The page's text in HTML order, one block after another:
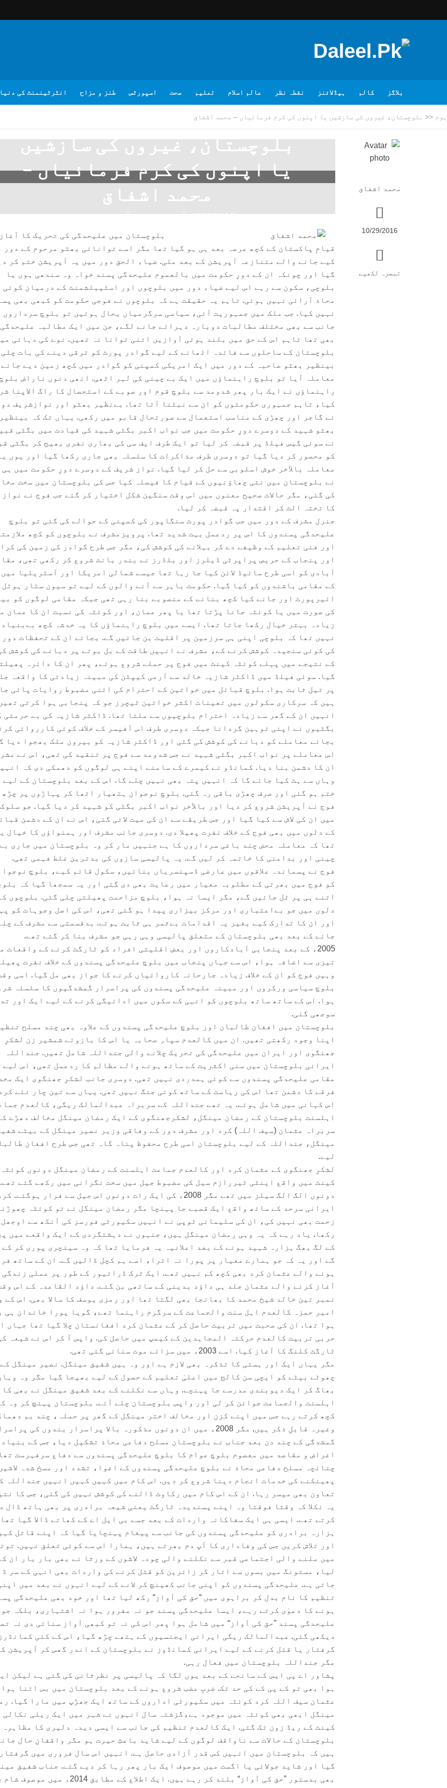
بلاگز کالم ہیڈلائنز نقطہ نظر عالم اسلام تعلیم صحت اسپورٹس طنز و مزاح انٹرٹینمنٹ کی دنیا
ہوم << بلوچستان، غیروں کی سازشیں یا اپنوں کی کرم فرمائیاں – محمد اشفاق
محمد اشفاق
10/29/2016
تبصرہ لکھیے
بلوچستان، غیروں کی سازشیں
یا اپنوں کی کرم فرمائیاں –
محمد اشفاق
10/29/2016 تبصرہ لکھیے محمد اشفاق
بلوچستان میں علیحدگی کی تحریک کا آغاز
قیامِ پاکستان کے کچھ عرصہ بعد ہی ہو گیا تھا مگر اسے توانائی بھٹو مرحوم کے دور
کیے جانے والے متنازعہ آپریشن کے بعد ملی. ضیاء الحق دور میں یہ آپریشن ختم کر
گیا اور چونکہ ان کے دورِ حکومت میں بالعموم علیحدگی پسند خواہ وہ سندھی ہوں یا
بلوچی، سکون سے رہے اس لیے ضیاء دور میں بلوچوں اور اسٹیبلشمنٹ کے درمیان کوئی
محاذ آرائی نہیں ہوئی. تاہم یہ حقیقت ہے کہ بلوچوں نے فوجی حکومت کو کبھی بھی
نہیں کیا. جب ملک میں جمہوریت آئی، سیاسی سرگرمیاں بحال ہوئیں تو بلوچ سرداروں
جانب سے بھی مختلف مطالبات دوبارہ دہرائے جانے لگے، جن میں ایک مطالبہ علیحدگی
بھی تھا تاہم اس کے حق میں بلند ہوتی آوازیں اتنی توانا نہ تھیں. نوے کی دہائی
بلوچستان کے ساحلوں سے فائدہ اٹھانے کے لیے گوادر پورٹ کو ترقی دینے کی بات چلی
بینظیر بھٹو صاحبہ کے دور میں ایک امریکی کمپنی کو گوادر میں کچھ زمین دیے جانے
معاملہ آیا تو بلوچ راہنماؤں میں ایک بے چینی کی لہر اٹھی. انھی دنوں ناراض بلوچ
راہنماؤں نے ایک بار پھر شدومد سے بلوچ قوم اور صوبے کے استحصال کا راگ الاپنا
کیا، تاہم جمہوری حکومتوں کو ان سے نبٹنا آتا تھا. بےنظیر بھٹو اور نوازشریف
نے گاجر اور چھڑی کے مناسب استعمال سے صورتحال قابو میں رکھی. یہاں تک کہ بینظیر
بھٹو شہید کے دوسرے دورِ حکومت میں جب نواب اکبر بگٹی شہید کی قیادت میں بگٹی
نے سوئی گیس فیلڈ پر قبضہ کر لیا تو ایک طرف ایف سی کی بھاری نفری بھیج کر بگٹی
کو محصور کر دیا گیا تو دوسری طرف مذاکرات کا سلسلہ بھی جاری رکھا گیا اور یوں یہ
معاملہ بالآخر خوش اسلوبی سے حل کر لیا گیا. نواز شریف کے دوسرے دورِ حکومت میں ہی
نے بلوچستان میں نئی چھاؤنیوں کے قیام کا فیصلہ کیا جس کی بلوچستان میں سخت
کی گئی، مگر حالات صحیح معنوں میں اس وقت سنگین شکل اختیار کر گئے جب فوج نے
کا تختہ الٹ کر اقتدار پہ قبضہ کر لیا.
جنرل مشرف کے دور میں جب گوادر پورٹ سنگاپور کی کمپنی کے حوالے کی گئی تو بلوچ
علیحدگی پسندوں کا اس پر ردعمل بہت شدید تھا. پرویزمشرف نے بلوچوں کو کچھ
اور فنی تعلیم کے وظیفے دے کر بہلانے کی کوشش کی، مگر جس طرح گوادر کی زمین کی
اور پنجاب کے حریص پراپرٹی ڈیلرز اور بلڈرز نے بندر بانٹ شروع کر رکھی تھی،
آبادی کو اسی طرح سائیڈ لائن کیا جا رہا تھا جیسے شمالی امریکا اور آسٹریلیا
کے مقامی باشندوں کو کیا گیا. حکومت باہر سے آنے والوں کے لیے تو سیون سٹار
ائیرپورٹ اور جانے کیا کچھ بنانے کے منصوبے بنا رہی تھی جبکہ مقامی لوگوں کو
کی صورت میں یا کوئٹہ جانا پڑتا تھا یا پھر عمان، اور کوئٹہ کی نسبت ان کا عمان
زیادہ بہتر خیال رکھا جاتا تھا. ایسے میں بلوچ راہنماؤں کا یہ خدشہ کچھ
نہیں تھا کہ بلوچی اپنی ہی سرزمین پر اقلیت بن جائیں گے. بجائے ان کے تحفظات دور
کی کوئی سنجیدہ کوشش کرنے کے، مشرف نے انہیں طاقت کے بل بوتے پر دبانے کی کوشش
کے نتیجے میں پہلے کوئٹہ کینٹ میں فوج پر حملے شروع ہوئے، پھر ان کا دائرہ
گیا. سوئی فیلڈ میں ڈاکٹر شازیہ خالد سے آرمی کیپٹن کی مبینہ زیادتی کا واقعہ
پر تیل ثابت ہوا. بلوچ قبائل میں خواتین کے احترام کی اتنی مضبوط روایات پائی
ہیں کہ سرکاری سکولوں میں تعینات اکثر خواتین ٹیچرز جو کہ پنجابی ہوا کرتی
انہیں ان کے گھر سے زیادہ احترام بلوچیوں سے ملتا تھا. ڈاکٹر شازیہ کی بے حرمتی
بگٹیوں نے اپنی توہین گردانا جبکہ دوسری طرف اس آفیسر کے خلاف کوئی کارروائی
بجائے معاملے کو دبانے کی کوشش کی گئی اور ڈاکٹر شازیہ کو بیرون ملک بھجوا دیا
اس معاملے پر نواب اکبر بگٹی شہید نے جس شدومد سے فوج پر تنقید کی تھی، اس نے
ان کا دشمن بنا دیا. کمانڈو نے کیمرے کے سامنے اپنے ہی لوگوں کو دھمکی دی کہ
وہاں سے ہٹ کیا جائے گا کہ انہیں پتہ بھی نہیں چلے گا. اس کے بعد بلوچستان کے لیے
ختم ہو گئی اور صرف چھڑی باقی رہ گئی. بلوچ نوجوان ہتھیار اٹھا کر پہاڑوں پر چڑھ
فوج نے آپریشن شروع کر دیا اور بالآخر نواب اکبر بگٹی کو شہید کر دیا گیا. جو
میں ان کی لاش سے کیا گیا اور جس طریقے سے ان کی میت لائی گئی، اس نے ان کے دشمن
کے دلوں میں بھی فوج کے خلاف نفرت پھیلا دی. دوسری جانب مشرف اور ہمنواؤں کا خیال
تھا کہ معاملہ محض چند باغی سرداروں کا ہے جنہیں مار کر وہ بلوچستان میں جاری بے
چینی اور بدامنی کا خاتمہ کر لیں گے. یہ پالیسی سازوں کی بدترین غلط فہمی تھی.
فوج نے پسماندہ علاقوں میں عارضی ڈسپنسریاں بنائیں، سکول قائم کیے، بلوچ
کو فوج میں بھرتی کے مطلوبہ معیار میں رعایت بھی دی گئی اور یہ سمجھا گیا کہ
اتنے ہی پر ٹل جائیں گے، مگر ایسا نہ ہوا، بلوچ مزاحمت پھیلتی چلی گئی. بلوچوں
دلوں میں جو بےاعتباری اور مرکز بیزاری پیدا ہو گئی تھی، اس کی اصل وجوہات کو
اور ان کا تدارک کیے بغیر یہ اقدامات بےثمر ہی ثابت ہوئے. بدقسمتی سے مشرف کے
جانے کے بعد بھی بلوچستان کے متعلق پالیسی وہی رہی جو مشرف بنا کر گئے تھے.
2005ء کے بعد پنجابی آبادکاروں اور بعض اقلیتی افراد کو ٹارگٹ کرنے کے واقعات
تیزی سے اضافہ ہوا، اس سے جہاں پنجاب میں بلوچ علیحدگی پسندوں کے خلاف نفرت
وہیں فوج کو ان کے خلاف زیادہ جارحانہ کاروائیاں کرنے کا جواز بھی مل گیا. اسی
بلوچ سیاسی ورکروں اور مبینہ علیحدگی پسندوں کی پراسرار گمشدگیوں کا سلسلہ
ہوا. اس کے ساتھ ساتھ بلوچوں کو انہی کے سکوں میں ادائیگی کرنے کے لیے ایک اور
سوجھی گئی.
بلوچستان میں افغان طالبان اور بلوچ علیحدگی پسندوں کے علاوہ بھی چند مسلح
اپنا وجود رکھتی تھیں. ان میں کالعدم سپاہِ صحابہ یا اس کا بازوئے شمشیر زن لشکرِ
جھنگوی اور ایران میں علیحدگی کی تحریک چلانے والی جنداللہ شامل تھیں. جنداللہ
ایرانی بلوچستان میں سنی اکثریت کے ساتھ ہونے والے مظالم کا ردعمل تھی، اس لیے
مقامی علیحدگی پسندوں سے کوئی ہمدردی نہیں تھی. دوسری جانب لشکرِ جھنگوی ایک
فرقے کا دشمن تھا اس کی ریاست کے ساتھ کوئی جنگ نہیں تھی. یہاں سے تین چار نئے
اس کہانی میں شامل ہوئے. یہ تھے جنداللہ کے سربراہ عبدالمالک ریگی، کالعدم
اہلسنت بلوچستان کے رمضان مینگل، لشکرجھنگوی کے ایک رمضان مینگل مخالف دھڑے
سربراہ عثمان (سیف اللہ) کرد اور مشرف دور کے وفاقی وزیر نصیر مینگل کے بیٹے
مینگل، جنداللہ کے لیے بلوچستان اسی طرح محفوظ پناہ گاہ تھی جس طرح افغان
لیے.
لشکرِ جھنگوی کے عثمان کرد اور کالعدم جماعت اہلسنت کے رمضان مینگل دونوں کوئٹہ
کینٹ میں واقع اینٹی ٹیررازم سیل کی مضبوط جیل میں سخت نگرانی میں رکھے گئے تھے.
دونوں الگ الگ سیلز میں تھے مگر 2008ء کی ایک رات دونوں اس جیل سے فرار ہوگئے.
ایرانی سرحد کے ساتھ واقع ایک قصبے جا پہنچا مگر رمضان مینگل نے تو کوئٹہ
زحمت بھی نہیں کی، ان کی سلیمانی ٹوپی نے انہیں سکیورٹی فورسز کی آنکھ سے اوجھل
رکھا. یاد رہے کہ یہ وہی رمضان مینگل ہیں، جنہوں نے دہشتگردی کے ایک واقعے میں
کے لگ بھگ ہزارہ شہید ہونے کے بعد اعلانیہ یہ فرمایا تھا کہ وہ سینچری پوری کر کے
گے اور یہ کہ جو ہمارے معیار پر پورا نہ اترا، اسے ہم کچل ڈالیں گے. ان کے ساتھ
ہونے والے عثمان کرد بھی کچھ کم نہیں تھے. ایک ٹرک ڈرائیور کے طور پر عملی زندگی
آغاز کرنے والے عثمان جلد ہی داؤد بدینی کے ساتھی بن گئے. داؤد القاعدہ کے اس
نمبر تین خالد شیخ محمد کا بھانجا بھی لگتا تھا اور رمزی یوسف کا سالا بھی. اس کے
امیر حمزہ کالعدم اہل سنت والجماعت کے سرگرم راہنما تھے، گویا پورا خاندان ہی
ہوا تھا. ان کی صحبت میں تربیت حاصل کر کے عثمان کرد افغانستان چلا گیا تھا جہاں
حربی تربیت کالعدم حرکتہ المجاہدین کے کیمپ میں حاصل کی. واپس آ کر اس نے شیعہ
ٹارگٹ کلنگ کا آغاز کیا. اسے 2003ء میں سزائے موت سنائی گئی تھی.
مگر یہاں ایک اور ہستی کا تذکرہ بھی لازم ہے اور وہ ہیں شفیق مینگل. نصیر مینگل کے
چھوٹے بیٹے کو ایچی سن کالج میں اعلیٰ تعلیم کے حصول کے لیے بھیجا گیا مگر وہ
بھاگ کر ایک دیوبندی مدرسے جا پہنچے. وہاں سے نکلنے کے بعد شفیق مینگل نے بھی
اہلسنت والجماعت جوائن کر لی اور واپس بلوچستان چلے آئے. بلوچستان پہنچ کر وہ
کچھ کرتے رہے جس میں اپنے کزن اور مخالف اختر مینگل کے گھر پر حملہ، چند بم
وغیرہ قابلِ ذکر ہیں, مگر 2008ء میں ان دونوں مذکورہ بالا پراسرار بندوں کی
گمشدگی کے چند دن بعد جناب نے بلوچستان مسلح دفاعی محاذ تشکیل دیا، جس کے
اغراض و مقاصد میں معصوم بلوچ عوام کا بلوچ علیحدگی پسندوں سے دفاع سرفہرست
چنانچہ مسلح دفاعی محاذ نے بلوچ علیحدگی پسندوں کے اغوا، تشدد اور مسخ شدہ
پھینکنے کی خدمات انجام دینا شروع کر دیں. اس کام میں کہیں کہیں انہیں جنداللہ
تعاون بھی میسر رہا. ان کے اس کام میں رکاوٹ ڈالنے کی کوشش نہیں کی گئی، جس کا
یہ نکلا کہ وقتا فوقتا وہ اپنے پسندیدہ ٹارگٹ یعنی شیعہ برادری پر بھی ہاتھ ڈال
کرتے تھے. ایسی ہی ایک سفاکانہ واردات کے بعد جسے بی ایل اے کے کھاتے ڈالا گیا
ہزارہ برادری کو علیحدگی پسندوں کی جانب سے پیغام پہنچایا گیا کہ اپنے قاتل
اور تلاش کریں جس کی وفاداری کا آپ دم بھرتے ہیں، ہمارا اس سے کوئی تعلق نہیں.
میں ملنے والی اجتماعی قبر سے نکلنے والی چودہ لاشوں کے ورثا نے بھی بار بار ان
لیا، مستونگ میں بسوں سے اتار کر زائرین کو قتل کرنے کی واردات بھی انہی کے سر
جاتی ہے. علیحدگی پسندوں کو اپنی جانب کھینچ کر لانے کے لیے انہوں نے بعد میں
تنظیم کا نام بدل کر براہوی میں “حق کی آواز“ رکھ لیا تھا اور خود بھی علیحدگی
ہونے کا دعوٰی کرتے رہے، ایسا علیحدگی پسند جو نہ مفرور ہوا نہ اشتہاری، بلکہ جو
علیحدگی پسند ”حق کی آواز“ میں شامل ہوا پھر اس کی نہ تو کبھی آواز سنائی دی نہ
دیکھی گئی. عبدالمالک ریگی ایرانی ایجنسیوں کے ہتھے چڑھ گیا، اس کے کئی
گرفتار یا قتل کرنے کے لیے ایرانی کمانڈوز نے بلوچستان کے اندر گھس کر آپریشن
مگر جنداللہ بلوچستان میں فعال رہی.
پشاور اے پی ایس کے سانحے کے بعد یوں لگا کہ پالیسی پر نظرثانی کی گئی ہے لیکن
ہوا بھی تو کے پی کے کی حد تک. ضربِ عضب شروع ہونے کے بعد بلوچستان میں بس اتنا ہوا
عثمان سیف اللہ کرد کوئٹہ میں سکیورٹی اداروں کے ساتھ ایک جھڑپ میں مارا گیا.
مینگل ابھی بھی کوئٹہ میں موجود ہے،گزشتہ سال انہوں نے شہر میں ایک ریلی نکالی
کینٹ کے ریڈ زون تک گئی. ایک کالعدم تنظیم کی جانب سے ایسی دیدہ دلیری کا مظاہرہ
بلوچستان کے حالات سے ناواقف لوگوں کے لیے شاید باعثِ حیرت ہو مگر واقفانِ حال
ہیں کہ بلوچستان میں انہیں کس قدر آزادی حاصل ہے. انہیں اس سال فروری میں
گیا اور شاید جولائی یا اگست میں موصوف ایک بار پھر رہا کر دیے گئے. جناب شفیق
بھی بدستور ”حق کی آواز“ بلند کر رہے ہیں. ایک اطلاع کے مطابق 2014ء